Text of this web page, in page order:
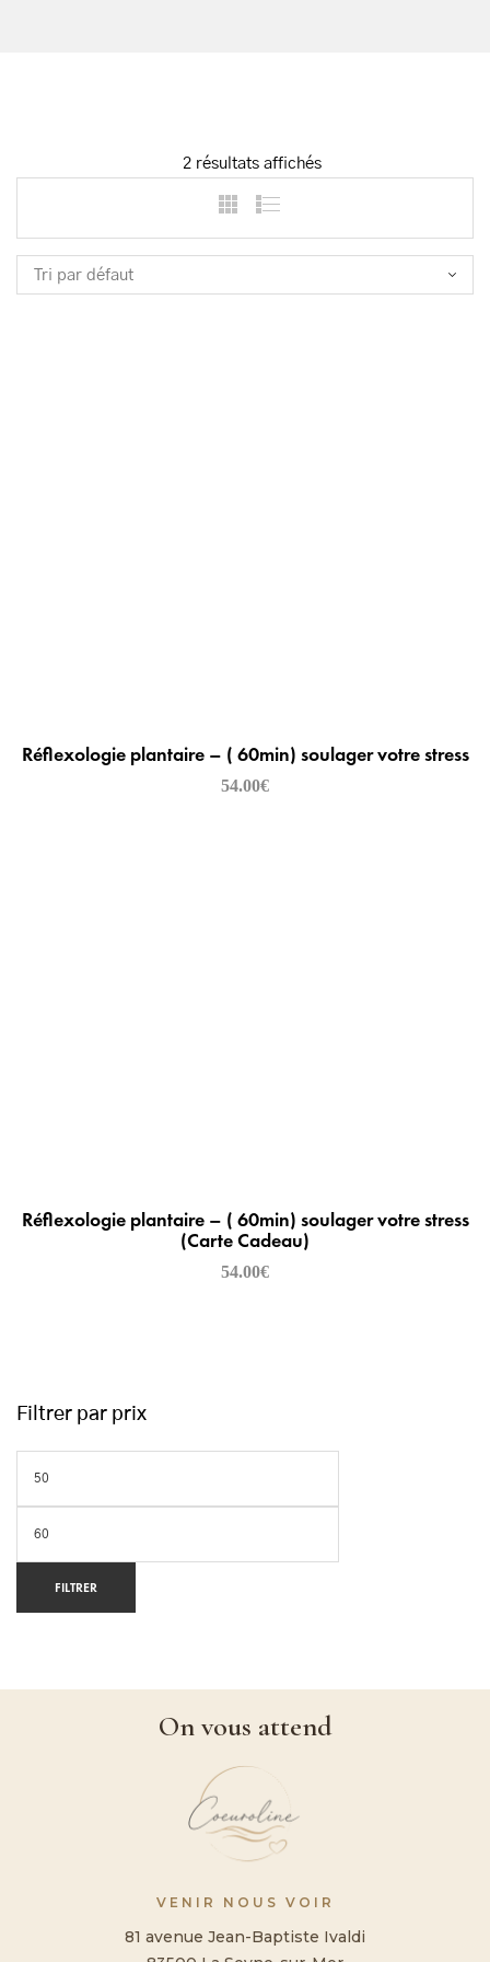
2 résultats affichés
Réflexologie plantaire – ( 60min) soulager votre stress
54.00€
Réflexologie plantaire – ( 60min) soulager votre stress
(Carte Cadeau)
54.00€
Filtrer par prix
FILTRER
On vous attend
VENIR NOUS VOIR
81 avenue Jean-Baptiste Ivaldi